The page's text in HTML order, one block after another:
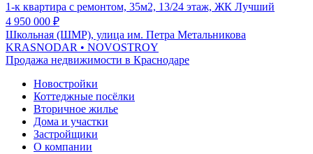
1-к квартира с ремонтом, 35м2, 13/24 этаж, ЖК Лучший
4 950 000 ₽
Школьная (ШМР), улица им. Петра Метальникова
KRASNODAR • NOVOSTROY
Продажа недвижимости в Краснодаре
Новостройки
Коттеджные посёлки
Вторичное жилье
Дома и участки
Застройщики
О компании